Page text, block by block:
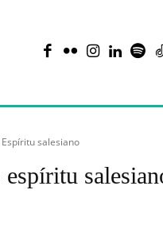
Espíritu salesiano
espíritu